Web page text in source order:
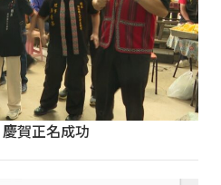
賀正名成功